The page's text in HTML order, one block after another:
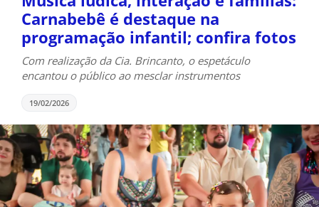
Carnabebê é destaque na
programação infantil; confira fotos
Com realização da Cia. Brincanto, o espetáculo
encantou o público ao mesclar instrumentos
19/02/2026